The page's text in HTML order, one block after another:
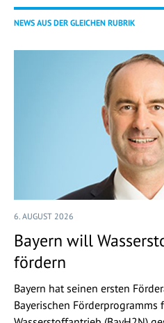
NEWS AUS DER GLEICHEN RUBRIK
6. AUGUST 2026
Bayern will
fördern
Bayern hat seinen ersten
Bayerischen